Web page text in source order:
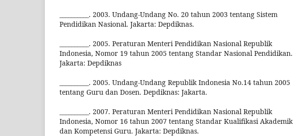
__________. 2003. Undang-Undang No. 20 tahun 2003 tentang Sistem
Pendidikan Nasional. Jakarta: Depdiknas.
__________. 2005. Peraturan Menteri Pendidikan Nasional Republik
Indonesia, Nomor 19 tahun 2005 tentang Standar Nasional Pendidikan.
Jakarta: Depdiknas
__________. 2005. Undang-Undang Republik Indonesia No.14 tahun 2005
tentang Guru dan Dosen. Depdiknas: Jakarta.
__________. 2007. Peraturan Menteri Pendidikan Nasional Republik
Indonesia, Nomor 16 tahun 2007 tentang Standar Kualifikasi Akademik
dan Kompetensi Guru. Jakarta: Depdiknas.